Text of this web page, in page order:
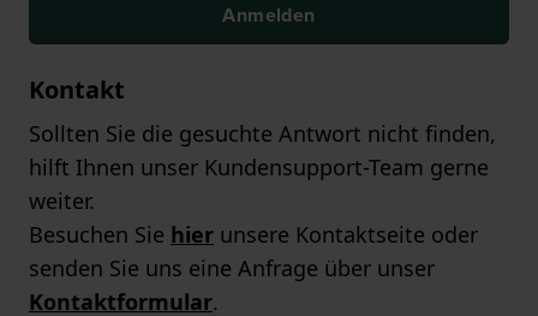
Anmelden
Kontakt
Sollten Sie die gesuchte Antwort nicht finden,
hilft Ihnen unser Kundensupport-Team gerne
weiter.
Besuchen Sie hier unsere Kontaktseite oder
senden Sie uns eine Anfrage über unser
Kontaktformular.